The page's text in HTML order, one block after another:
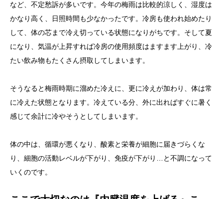
など、不定愁訴が多いです。今年の梅雨は比較的涼しく、湿度は
かなり高く、日照時間も少なかったです。冷房も使われ始めたり
して、体の芯まで冷え切っている状態になりがちです。そして夏
になり、気温が上昇すれば冷房の使用頻度はますます上がり、冷
たい飲み物もたくさん摂取してしまいます。
そうなると梅雨時期に溜めた冷えに、更に冷えが加わり、体は常
に冷えた状態となります。冷えている分、外に出ればすぐに暑く
感じて余計に冷やそうとしてしまいます。
体の中は、循環が悪くなり、酸素と栄養が細胞に届きづらくな
り、細胞の活動レベルが下がり、免疫が下がり…と不調になって
いくのです。